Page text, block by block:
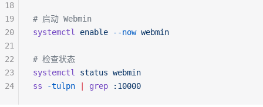
# 启动 Webmin
systemctl
enable --now webmin
# 检查状态
systemctl
status webmin
ss -tulpn grep :10000
18
19
20
21
22
23
24